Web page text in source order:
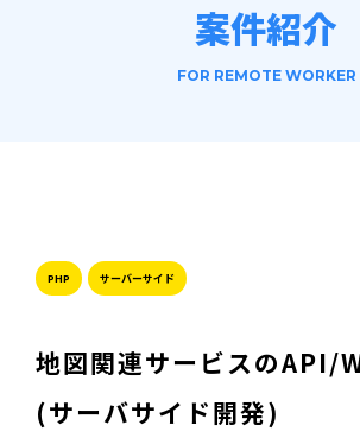
案件紹介
FOR REMOTE WORKER
PHP サーバーサイド
地図関連サービスのAPI/
(サーバサイド開発)